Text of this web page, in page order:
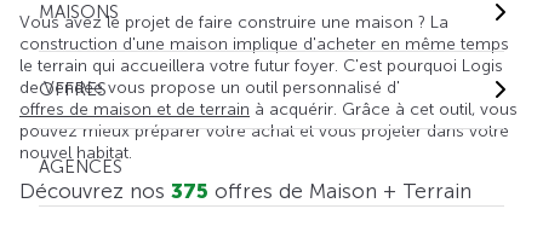
MAISONS
OFFRES
AGENCES
Vous avez le projet de faire construire une maison ? La
construction d'une maison implique d'acheter en même temps
le terrain qui accueillera votre futur foyer. C'est pourquoi Logis
de Vendée vous propose un outil personnalisé d'
offres de maison et de terrain à acquérir. Grâce à cet outil, vous
pouvez mieux préparer votre achat et vous projeter dans votre
nouvel habitat.
Découvrez nos 375 offres de Maison + Terrain